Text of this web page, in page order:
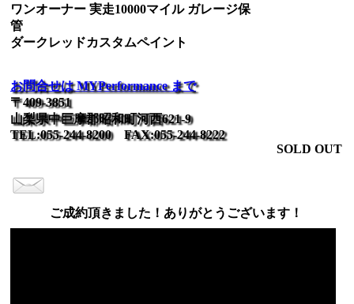
ワンオーナー 実走10000マイル ガレージ保
管
ダークレッドカスタムペイント
お問合せは MYPerformance まで
〒409-3851
山梨県中巨摩郡昭和町河西621-9
TEL:055-244-8200 FAX:055-244-8222
SOLD OUT
ご成約頂きました！ありがとうございます！